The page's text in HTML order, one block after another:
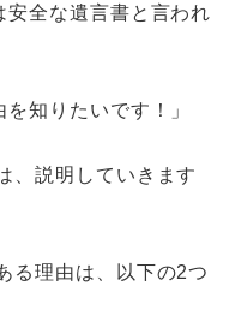
全な遺言書と言われ
知りたいです！」
、説明していきます
る理由は、以下の2つ